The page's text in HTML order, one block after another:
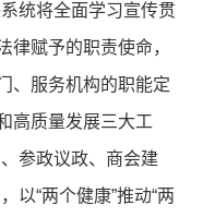
统将全面学习宣传贯
律赋予的职责使命，
、服务机构的职能定
高质量发展三大工
参政议政、商会建
以“两个健康”推动“两